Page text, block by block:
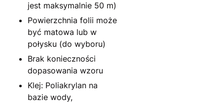
jest maksymalnie 50 m)
Powierzchnia folii może
być matowa lub w
połysku (do wyboru)
Brak konieczności
dopasowania wzoru
Klej: Poliakrylan na
bazie wody,